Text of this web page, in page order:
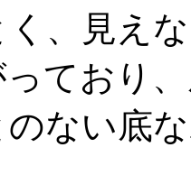
、見え
ており
のない底